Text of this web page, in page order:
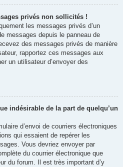
privés non sollicités !
les messages privés d’un
messages depuis le panneau de
des messages privés de manière
rapportez ces messages aux
un utilisateur d’envoyer des
indésirable de la part de quelqu’un
d’envoi de courriers électroniques
qui essaient de repérer les
Vous devriez envoyer par
du courrier électronique que
du forum. Il est très important d’y